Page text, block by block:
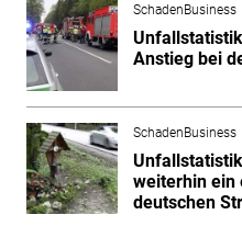
SchadenBusiness
Anstieg bei
SchadenBusiness
weiterhin ein
deutschen